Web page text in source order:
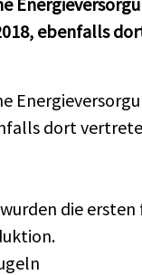
ebenfalls
dort
wur­den die